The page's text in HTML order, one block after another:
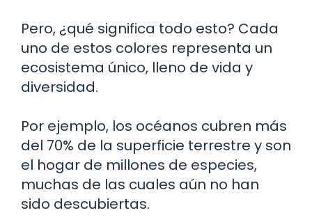
Pero, ¿qué significa todo esto? Cada
uno de estos colores representa un
ecosistema único, lleno de vida y
diversidad.
Por ejemplo, los océanos cubren más
del 70% de la superficie terrestre y son
el hogar de millones de especies,
muchas de las cuales aún no han
sido descubiertas.